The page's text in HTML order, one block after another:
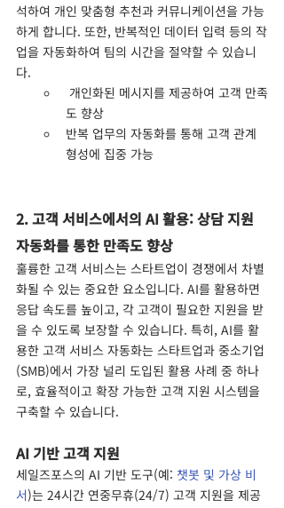
석하여 개인 맞춤형 추천과 커뮤니케이션을 가능
하게 합니다. 또한, 반복적인 데이터 입력 등의 작
업을 자동화하여 팀의 시간을 절약할 수 있습니
다.
도 향상
반복 업무의 자동화를 통해 고객 관계
형성에 집중 가능
2. 고객 서비스에서의 AI 활용: 상담 지원
자동화를 통한 만족도 향상
훌륭한 고객 서비스는 스타트업이 경쟁에서 차별
화될 수 있는 중요한 요소입니다. AI를 활용하면
응답 속도를 높이고, 각 고객이 필요한 지원을 받
을 수 있도록 보장할 수 있습니다. 특히, AI를 활
용한 고객 서비스 자동화는 스타트업과 중소기업
(SMB)에서 가장 널리 도입된 활용 사례 중 하나
로, 효율적이고 확장 가능한 고객 지원 시스템을
구축할 수 있습니다.
AI 기반 고객 지원
세일즈포스의 AI 기반 도구(예: 챗봇 및 가상 비
서)는 24시간 연중무휴(24/7) 고객 지원을 제공